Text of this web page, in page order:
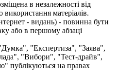
в незалежності від
використання матеріалів.
- видань) - повинна бути
або в першому абзаці
"Експертиза", "Заява",
"Вибори", "Тест-драйв",
публікуються на правах